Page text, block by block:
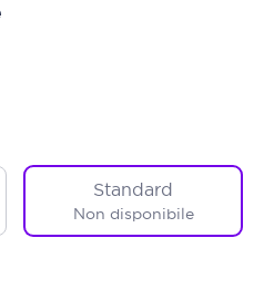
Standard
Non disponibile